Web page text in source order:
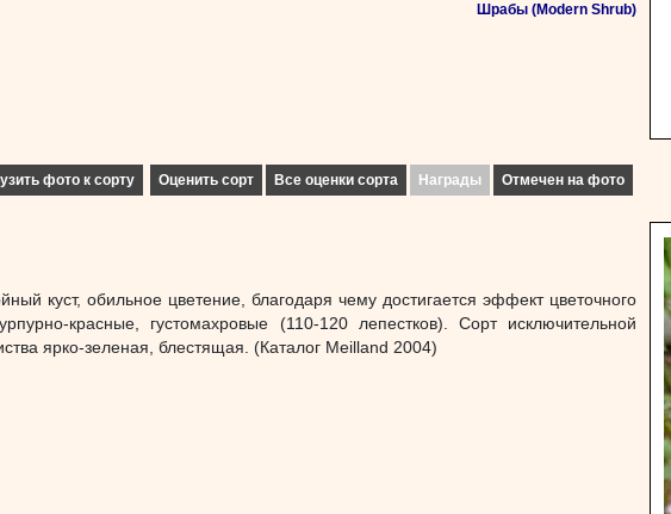
Шрабы (Modern Shrub)
фото к сорту Оценить сорт Все оценки сорта Награды Отмечен на фото
куст, обильное цветение, благодаря чему достигается эффект цветочного
красные, густомахровые (110-120 лепестков). Сорт исключительной
ярко-зеленая, блестящая. (Каталог Meilland 2004)